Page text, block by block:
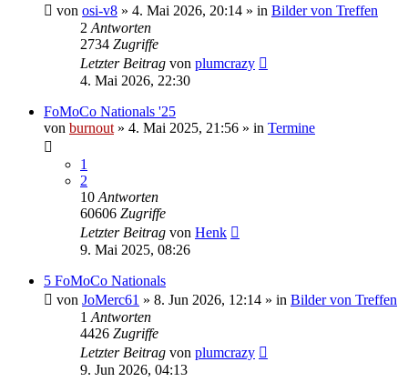
von osi-v8 » 4. Mai 2026, 20:14 » in Bilder von Treffen
2 Antworten
2734 Zugriffe
Letzter Beitrag von plumcrazy
4. Mai 2026, 22:30
FoMoCo Nationals '25
von burnout » 4. Mai 2025, 21:56 » in Termine
1
2
10 Antworten
60606 Zugriffe
Letzter Beitrag von Henk
9. Mai 2025, 08:26
5 FoMoCo Nationals
von JoMerc61 » 8. Jun 2026, 12:14 » in Bilder von Treffen
1 Antworten
4426 Zugriffe
Letzter Beitrag von plumcrazy
9. Jun 2026, 04:13